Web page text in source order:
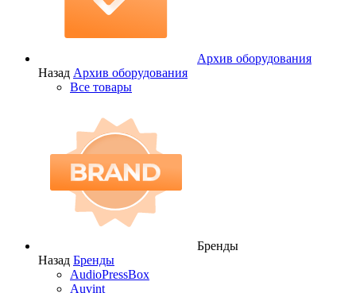
Архив оборудования
Назад Архив оборудования
Все товары
Бренды
Назад Бренды
AudioPressBox
Auvint